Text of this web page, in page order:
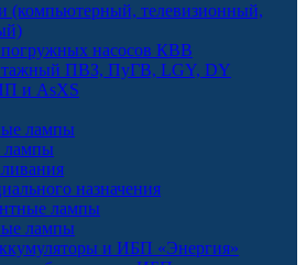
(компьютерный, телевизионный,
насосов КВВ
ПВЗ, ПуГВ, LGY, DY
и AsXS
лампы
лампы
назначения
лампы
лампы
и ИБП «Энергия»